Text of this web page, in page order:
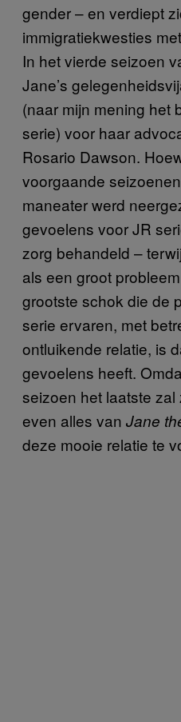
gender – en verdiept
immigratiekwesties
In het vierde seizoen
Jane’s
(naar mijn mening het
serie) voor haar
Rosario Dawson.
voorgaande
maneater werd
gevoelens voor JR
zorg behandeld –
als een groot
grootste schok die de
serie ervaren, met
ontluikende relatie, is
gevoelens heeft.
seizoen het laatste zal
even alles van Jane
deze mooie relatie te